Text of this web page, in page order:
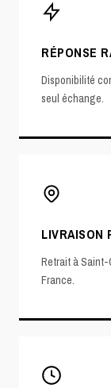
RÉPONSE
Disponibilité
seul échange.
LIVRAISON
Retrait à
France.